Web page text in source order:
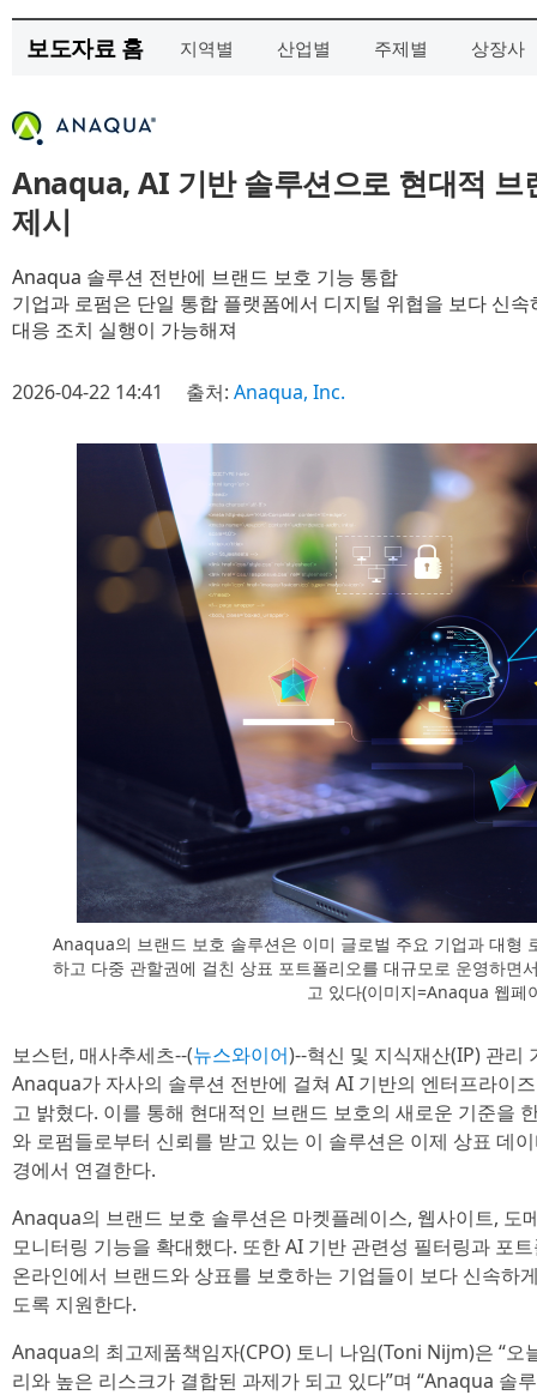
보도자료 홈 지역별 산업별 주제별 상장사
Anaqua, AI 기반 솔루션으로 현대적 브
제시
Anaqua 솔루션 전반에 브랜드 보호 기능 통합
기업과 로펌은 단일 통합 플랫폼에서 디지털 위협을 보다 신
대응 조치 실행이 가능해져
2026-04-22 14:41 출처: Anaqua, Inc.
Anaqua의 브랜드 보호 솔루션은 이미 글로벌 주요 기업과 대형
하고 다중 관할권에 걸친 상표 포트폴리오를 대규모로 운영하면
고 있다(이미지=Anaqua 웹페
보스턴, 매사추세츠--(뉴스와이어)--혁신 및 지식재산(IP) 관리
Anaqua가 자사의 솔루션 전반에 걸쳐 AI 기반의 엔터프라이
고 밝혔다. 이를 통해 현대적인 브랜드 보호의 새로운 기준을
와 로펌들로부터 신뢰를 받고 있는 이 솔루션은 이제 상표 데
경에서 연결한다.
Anaqua의 브랜드 보호 솔루션은 마켓플레이스, 웹사이트, 도
모니터링 기능을 확대했다. 또한 AI 기반 관련성 필터링과 포
온라인에서 브랜드와 상표를 보호하는 기업들이 보다 신속하
도록 지원한다.
Anaqua의 최고제품책임자(CPO) 토니 나임(Toni Nijm)은 “오
리와 높은 리스크가 결합된 과제가 되고 있다”며 “Anaqua 솔